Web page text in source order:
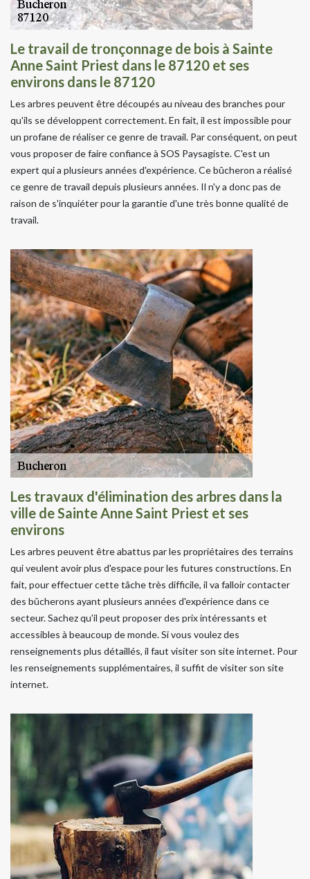
Le travail de tronçonnage de bois à Sainte
Anne Saint Priest dans le 87120 et ses
environs dans le 87120
Les arbres peuvent être découpés au niveau des branches pour
qu'ils se développent correctement. En fait, il est impossible pour
un profane de réaliser ce genre de travail. Par conséquent, on peut
vous proposer de faire confiance à SOS Paysagiste. C'est un
expert qui a plusieurs années d'expérience. Ce bûcheron a réalisé
ce genre de travail depuis plusieurs années. Il n'y a donc pas de
raison de s'inquiéter pour la garantie d'une très bonne qualité de
travail.
Les travaux d'élimination des arbres dans la
ville de Sainte Anne Saint Priest et ses
environs
Les arbres peuvent être abattus par les propriétaires des terrains
qui veulent avoir plus d'espace pour les futures constructions. En
fait, pour effectuer cette tâche très difficile, il va falloir contacter
des bûcherons ayant plusieurs années d'expérience dans ce
secteur. Sachez qu'il peut proposer des prix intéressants et
accessibles à beaucoup de monde. Si vous voulez des
renseignements plus détaillés, il faut visiter son site internet. Pour
les renseignements supplémentaires, il suffit de visiter son site
internet.